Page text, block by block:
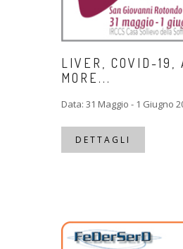
LIVER, COVID-19,
MORE...
Data: 31 Maggio - 1 Giugno
DETTAGLI